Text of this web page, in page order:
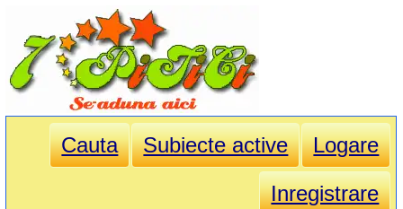
Cauta Subiecte active
Logare
Inregistrare